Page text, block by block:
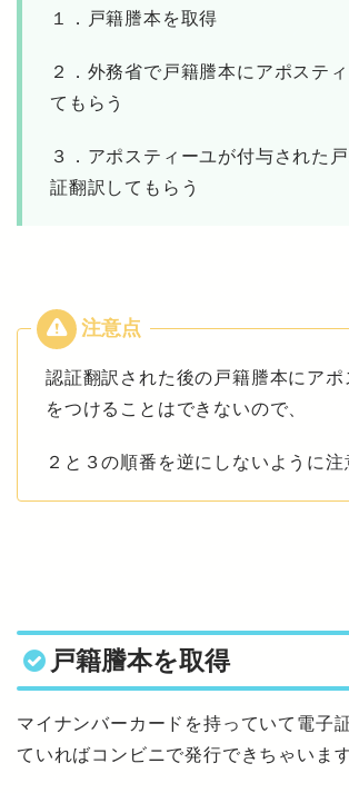
１．戸籍謄本を取得
２．外務省で戸籍謄本にアポステ
てもらう
３．アポスティーユが付与された
証翻訳してもらう
認証翻訳された後の戸籍謄本にアポ
をつけることはできないので、
２と３の順番を逆にしないように注
戸籍謄本を取得
マイナンバーカードを持っていて電子
ていればコンビニで発行できちゃいます